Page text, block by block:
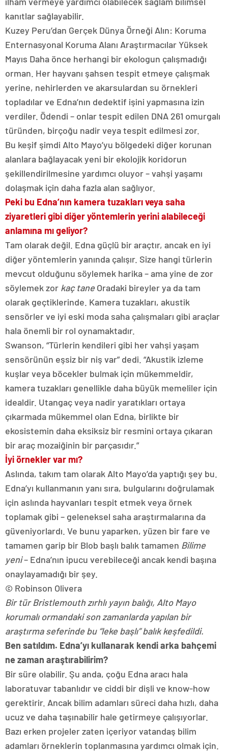
kanıtlar sağlayabilir.
Kuzey Peru’dan Gerçek Dünya Örneği Alın: Koruma
Enternasyonal Koruma Alanı AraştırmacılarYüksek
Mayıs Daha önce herhangi bir ekologun çalışmadığı
orman. Her hayvanı şahsen tespit etmeye çalışmak
yerine, nehirlerden ve akarsulardan su örnekleri
topladılar ve Edna’nın dedektif işini yapmasına izin
verdiler. Ödendi – onlartespit edilen DNA 261 omurgalı
türünden, birçoğu nadir veya tespit edilmesi zor.
Bu keşif şimdi Alto Mayo’yu bölgedeki diğer korunan
alanlara bağlayacak yeni bir ekolojik koridorun
şekillendirilmesine yardımcı oluyor – vahşi yaşamı
dolaşmak için daha fazla alan sağlıyor.
Peki bu Edna’nın kamera tuzakları veya saha
ziyaretleri gibi diğer yöntemlerin yerini alabileceği
anlamına mı geliyor?
Tam olarak değil. Edna güçlü bir araçtır, ancak en iyi
diğer yöntemlerin yanında çalışır. Size hangi türlerin
mevcut olduğunu söylemek harika – ama yine de zor
söylemek zor kaç tane Oradaki bireyler ya da tam
olarak geçtiklerinde. Kamera tuzakları, akustik
sensörler ve iyi eski moda saha çalışmaları gibi araçlar
hala önemli bir rol oynamaktadır.
Swanson, “Türlerin kendileri gibi her vahşi yaşam
sensörünün eşsiz bir niş var” dedi. “Akustik izleme
kuşlar veya böcekler bulmak için mükemmeldir,
kamera tuzakları genellikle daha büyük memeliler için
idealdir. Utangaç veya nadir yaratıkları ortaya
çıkarmada mükemmel olan Edna, birlikte bir
ekosistemin daha eksiksiz bir resmini ortaya çıkaran
bir araç mozaiğinin bir parçasıdır.”
İyi örnekler var mı?
Aslında, takım tam olarak Alto Mayo’da yaptığı şey bu.
Edna’yı kullanmanın yanı sıra, bulgularını doğrulamak
için aslında hayvanları tespit etmek veya örnek
toplamak gibi – geleneksel saha araştırmalarına da
güveniyorlardı. Ve bunu yaparken, yüzen bir fare ve
tamamen garip bir Blob başlı balık tamamen Bilime
yeni– Edna’nın ipucu verebileceği ancak kendi başına
onaylayamadığı bir şey.
© Robinson Olivera
Bir tür Bristlemouth zırhlı yayın balığı, Alto Mayo
korumalı ormandaki son zamanlarda yapılan bir
araştırma seferinde bu “leke başlı” balık keşfedildi.
Ben satıldım. Edna’yı kullanarak kendi arka bahçemi
ne zaman araştırabilirim?
Bir süre olabilir. Şu anda, çoğu Edna aracı hala
laboratuvar tabanlıdır ve ciddi bir dişli ve know-how
gerektirir. Ancak bilim adamları süreci daha hızlı, daha
ucuz ve daha taşınabilir hale getirmeye çalışıyorlar.
Bazı erken projeler zaten içeriyorvatandaş bilim
adamları örneklerin toplanmasına yardımcı olmak için.